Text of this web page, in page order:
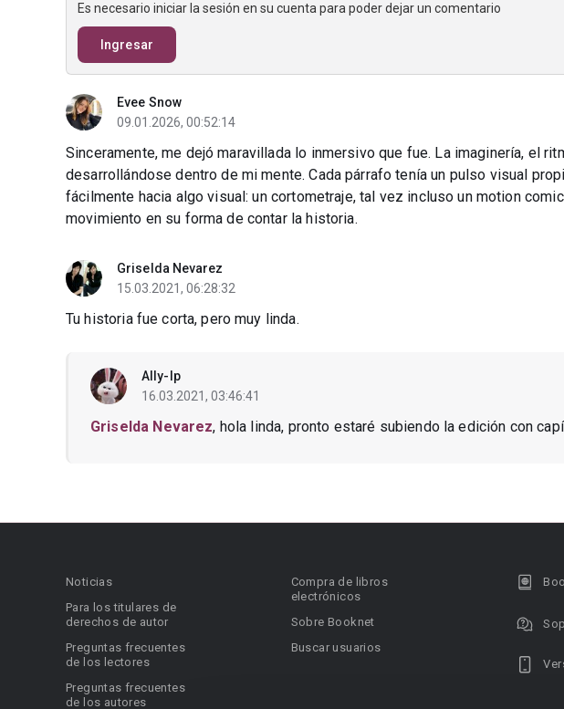
Es necesario iniciar la sesión en su cuenta para poder dejar un comentario
Ingresar
Evee Snow
09.01.2026, 00:52:14
Sinceramente, me dejó maravillada lo inmersivo que fue. La imaginería, el
desarrollándose dentro de mi mente. Cada párrafo tenía un pulso visual
fácilmente hacia algo visual: un cortometraje, tal vez incluso un motion
movimiento en su forma de contar la historia.
Griselda Nevarez
15.03.2021, 06:28:32
Tu historia fue corta, pero muy linda.
Ally-lp
16.03.2021, 03:46:41
Griselda Nevarez, hola linda, pronto estaré subiendo la edición con
Noticias
Para los titulares de
derechos de autor
Preguntas frecuentes
de los lectores
Preguntas frecuentes
de los autores
Compra de libros
electrónicos
Sobre Booknet
Buscar usuarios